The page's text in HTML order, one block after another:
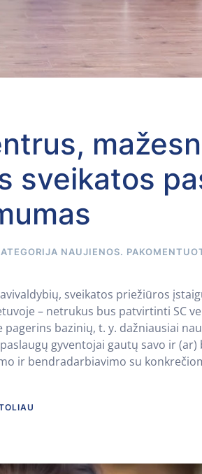
sveikatos
NAUJIENOS.
sveikatos priežiūros
– netrukus bus patvirtinti SC
bazinių, t. y. dažniausiai
gyventojai gautų savo ir
ir bendradarbiavimo su